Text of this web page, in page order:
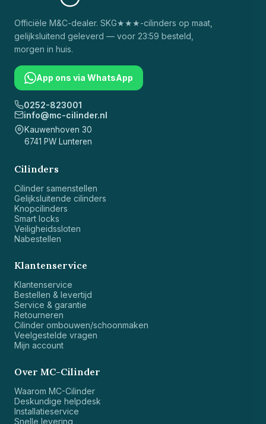
Officiële M&C-dealer. SKG★★★-cilinders op maat,
gelijksluitend geleverd — voor 23:59 besteld,
morgen in huis.
App ons via WhatsApp
0252-823001
info@mc-cilinder.nl
Kauwenhoven 30
6741 PW Lunteren
Cilinders
Cilinder samenstellen
Gelijksluitende cilinders
Knopcilinders
Smart locks
Veiligheidssloten
Nabestellen
Klantenservice
Klantenservice
Bestellen & levertijd
Service & garantie
Retourneren
Cilinder ombouwen/schoonmaken
Veelgestelde vragen
Mijn account
Over MC-Cilinder
Waarom MC-Cilinder
Deskundige helpdesk
Installatieservice
Snelle levering